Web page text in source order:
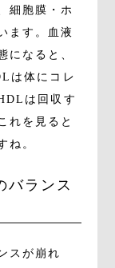
細胞膜・ホ
ます。血液
になると、
は体にコレ
は回収す
れを見ると
ね。
ランス
スが崩れ